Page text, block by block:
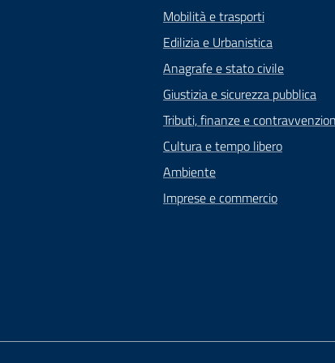
Mobilità e trasporti
Edilizia e Urbanistica
Anagrafe e stato civile
Giustizia e sicurezza pubblica
Tributi, finanze e
Cultura e tempo libero
Ambiente
Imprese e commercio